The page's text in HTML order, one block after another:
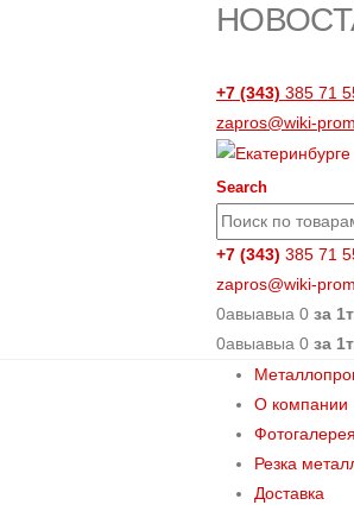
+7 (343) 385 71
zapros@wiki-
Search
+7 (343) 385 71
zapros@wiki-
0авыавыа 0 за
0авыавыа 0 за
О компании
Фотогалерея
Резка
Доставка